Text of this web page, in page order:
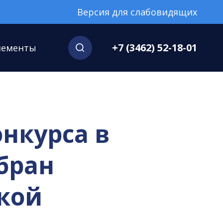
Версия для слабовидящих
+7 (3462) 52-18-01
в